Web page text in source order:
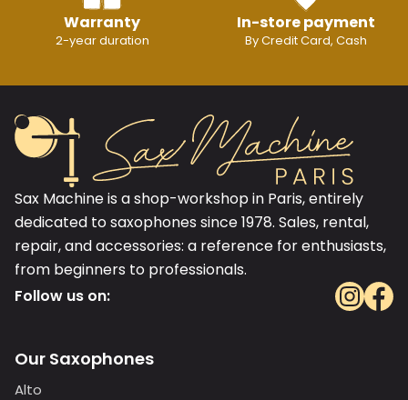
Warranty
2-year duration
In-store payment
By Credit Card, Cash
Sax Machine is a shop-workshop in Paris, entirely
dedicated to saxophones since 1978. Sales, rental,
repair, and accessories: a reference for enthusiasts,
from beginners to professionals.
Follow us on:
Our Saxophones
Alto